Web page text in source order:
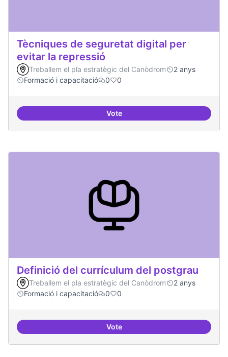
Tècniques de seguretat digital per
evitar la repressió
Treballem el pla estratègic del Canòdrom
2 anys
Formació i capacitació
0 0
VoteTècniques de seguretat digital
Definició del currículum del postgrau
Treballem el pla estratègic del Canòdrom
2 anys
Formació i capacitació
0 0
VoteDefinició del currículum del